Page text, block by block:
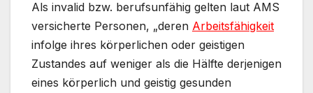
Als invalid bzw. berufsunfähig gelten laut AMS
versicherte Personen, „deren Arbeitsfähigkeit
infolge ihres körperlichen oder geistigen
Zustandes auf weniger als die Hälfte derjenigen
eines körperlich und geistig gesunden